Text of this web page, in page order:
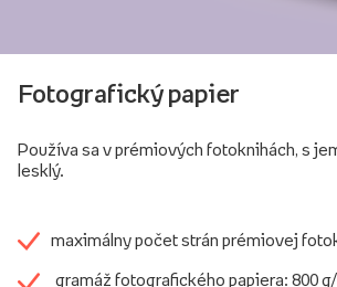
Fotografický papier
Používa sa v prémiových fotoknihách, s
lesklý.
maximálny počet strán prémiovej
gramáž fotografického papiera: 800